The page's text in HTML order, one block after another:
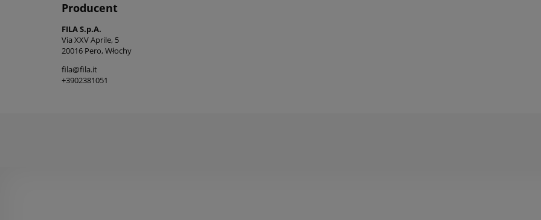
Producent
FILA S.p.A.
Via XXV Aprile, 5
20016 Pero, Włochy
fila@fila.it
+3902381051